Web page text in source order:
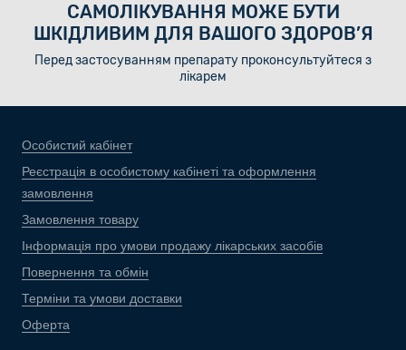
САМОЛІКУВАННЯ МОЖЕ БУТИ
ШКІДЛИВИМ ДЛЯ ВАШОГО ЗДОРОВ’Я
Перед застосуванням препарату проконсультуйтеся з
лікарем
Особистий кабінет
Реєстрація в особистому кабінеті та оформлення
замовлення
Замовлення товару
Інформація про умови продажу лікарських засобів
Повернення та обмін
Терміни та умови доставки
Оферта